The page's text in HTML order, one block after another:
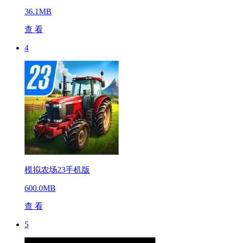
36.1MB
查 看
4
模拟农场23手机版
600.0MB
查 看
5